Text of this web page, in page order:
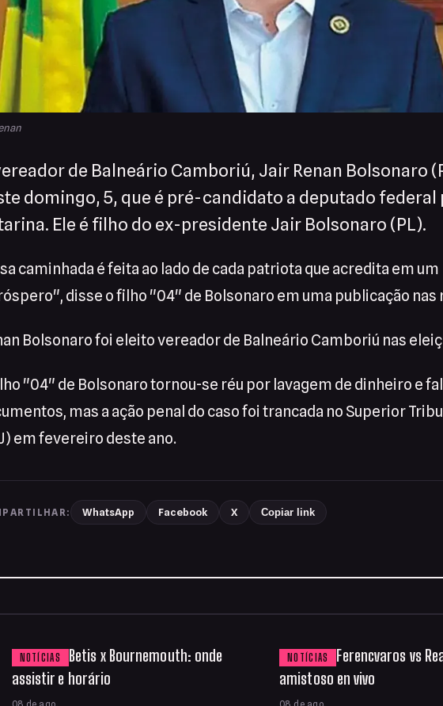
de Balneário Camboriú, Jair Renan Bolsonaro
domingo, 5, que é pré-candidato a deputado federal
Ele é filho do ex-presidente Jair Bolsonaro (PL).
caminhada é feita ao lado de cada patriota que acredita em
disse o filho "04" de Bolsonaro em uma publicação nas
Bolsonaro foi eleito vereador de Balneário Camboriú nas
"04" de Bolsonaro tornou-se réu por lavagem de dinheiro e
mas a ação penal do caso foi trancada no Superior
em fevereiro deste ano.
WhatsApp Facebook X Copiar link
NOTÍCIAS
Betis x Bournemouth: onde
assistir e horário
NOTÍCIAS
Ferencvaros vs
amistoso en vivo